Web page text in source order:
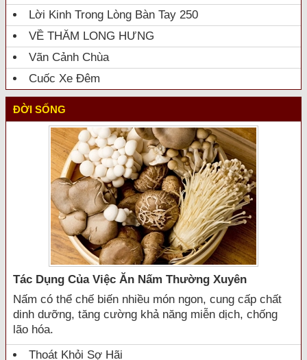
Lời Kinh Trong Lòng Bàn Tay 250
VỀ THĂM LONG HƯNG
Vãn Cảnh Chùa
Cuốc Xe Đêm
ĐỜI SỐNG
Tác Dụng Của Việc Ăn Nấm Thường Xuyên
Nấm có thể chế biến nhiều món ngon, cung cấp chất
dinh dưỡng, tăng cường khả năng miễn dịch, chống
lão hóa.
Thoát Khỏi Sợ Hãi